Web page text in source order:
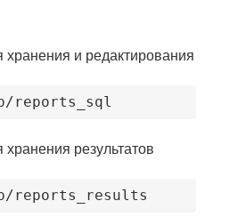
хранения и редактирования
/reports_sql
хранения результатов
/reports_results